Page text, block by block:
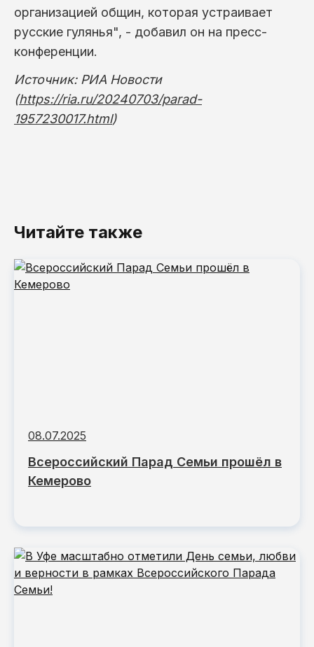
организацией общин, которая устраивает
русские гулянья", - добавил он на пресс-
конференции.
Источник: РИА Новости
(https://ria.ru/20240703/parad-
1957230017.html)
Читайте также
08.07.2025
Всероссийский Парад Семьи прошёл в
Кемерово